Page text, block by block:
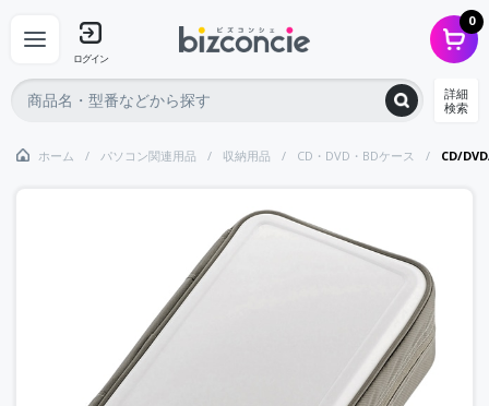
ログイン
0
詳細
検索
ホーム パソコン関連用品 収納用品 CD・DVD・BDケース CD/